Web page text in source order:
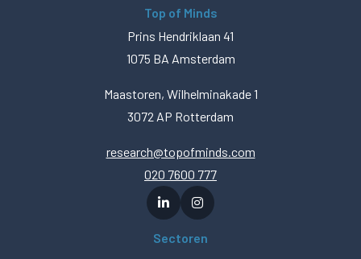
Top of Minds
Prins Hendriklaan 41
1075 BA Amsterdam
Maastoren, Wilhelminakade 1
3072 AP Rotterdam
research@topofminds.com
020 7600 777
Sectoren